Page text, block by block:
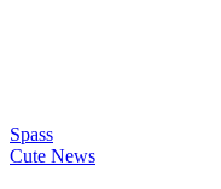
Spass
Cute News